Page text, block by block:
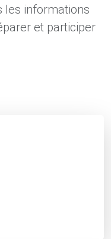
les informations
et participer